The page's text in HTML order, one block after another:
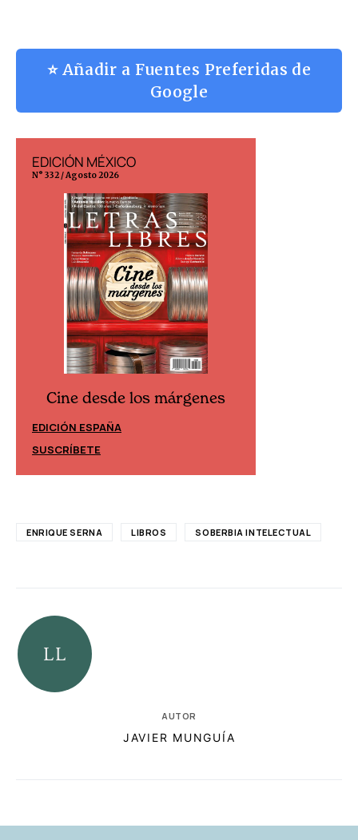
⭐ Añadir a Fuentes Preferidas de
Google
EDICIÓN MÉXICO
N° 332 / Agosto 2026
Cine desde los márgenes
EDICIÓN ESPAÑA
SUSCRÍBETE
ENRIQUE SERNA LIBROS SOBERBIA INTELECTUAL
AUTOR
JAVIER MUNGUÍA